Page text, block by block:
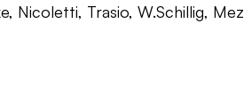
Trasio, W.Schillig,